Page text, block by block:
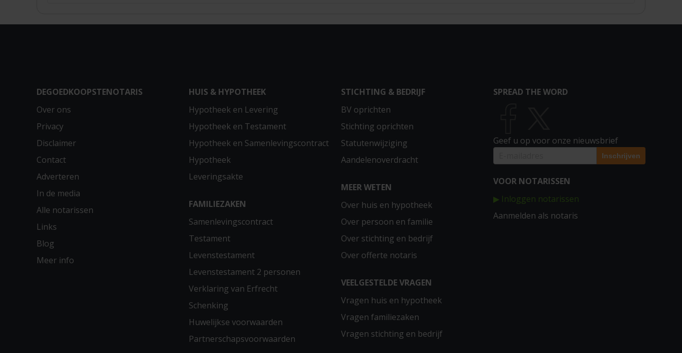
DEGOEDKOOPSTENOTARIS
Over ons
Privacy
Disclaimer
Contact
Adverteren
In de media
Alle notarissen
Links
Blog
Meer info
HUIS & HYPOTHEEK
Hypotheek en Levering
Hypotheek en Testament
Hypotheek en Samenlevingscontract
Hypotheek
Leveringsakte
FAMILIEZAKEN
Samenlevingscontract
Testament
Levenstestament
Levenstestament 2 personen
Verklaring van Erfrecht
Schenking
Huwelijkse voorwaarden
Partnerschapsvoorwaarden
STICHTING & BEDRIJF
BV oprichten
Stichting oprichten
Statutenwijziging
Aandelenoverdracht
MEER WETEN
Over huis en hypotheek
Over persoon en familie
Over stichting en bedrijf
Over offerte notaris
VEELGESTELDE VRAGEN
Vragen huis en hypotheek
Vragen familiezaken
Vragen stichting en bedrijf
SPREAD THE WORD
Geef u op voor onze nieuwsbrief
VOOR NOTARISSEN
▶ Inloggen notarissen
Aanmelden als notaris